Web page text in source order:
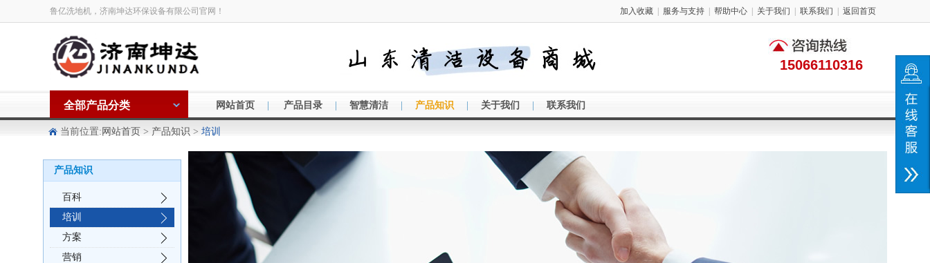
鲁亿洗地机，济南坤达环保设备有限公司官网！ 加入收藏 服务与支持 帮助中心 关于我们 联系我们 返回首页
15066110316
全部产品分类 网站首页 | 产品目录 | 智慧清洁 | 产品知识 | 关于我们 | 联系我们
当前位置: 网站首页 > 产品知识 > 培训
产品知识
百科
培训
方案
营销